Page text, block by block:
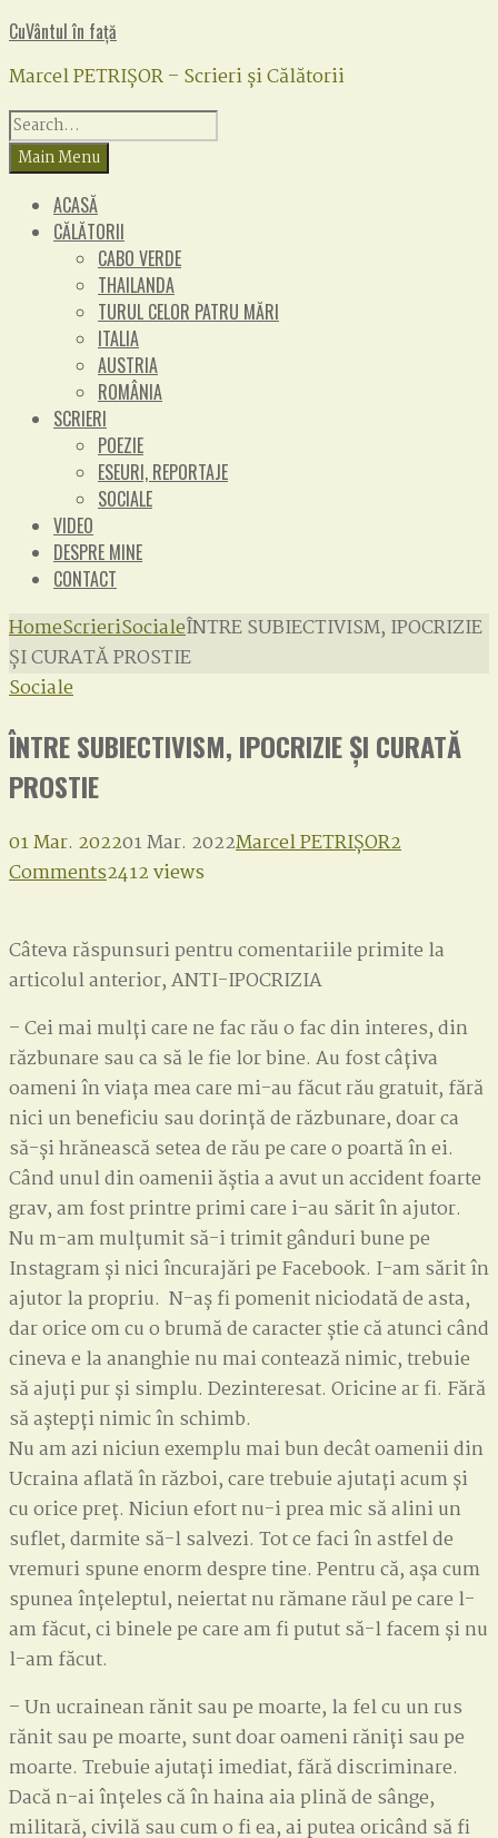
Skip
to
content
Facebook
CuVântul în față
Marcel PETRIȘOR – Scrieri și Călătorii
Search
for:
Main Menu
ACASĂ
CĂLĂTORII
CABO VERDE
THAILANDA
TURUL CELOR PATRU MĂRI
ITALIA
AUSTRIA
ROMÂNIA
SCRIERI
POEZIE
ESEURI, REPORTAJE
SOCIALE
VIDEO
DESPRE MINE
CONTACT
HomeScrieriSocialeÎNTRE SUBIECTIVISM, IPOCRIZIE
ȘI CURATĂ PROSTIE
Sociale
ÎNTRE SUBIECTIVISM, IPOCRIZIE ȘI CURATĂ
PROSTIE
01 Mar. 202201 Mar. 2022Marcel PETRIȘOR2
Commentson
IPOCRIZIE
ȘI
CURATĂ
PROSTIE
2412 views
Câteva răspunsuri pentru comentariile primite la
articolul anterior, ANTI-IPOCRIZIA
– Cei mai mulți care ne fac rău o fac din interes, din
răzbunare sau ca să le fie lor bine. Au fost câțiva
oameni în viața mea care mi-au făcut rău gratuit, fără
nici un beneficiu sau dorință de răzbunare, doar ca
să-și hrănească setea de rău pe care o poartă în ei.
Când unul din oamenii ăștia a avut un accident foarte
grav, am fost printre primi care i-au sărit în ajutor.
Nu m-am mulțumit să-i trimit gânduri bune pe
Instagram și nici încurajări pe Facebook. I-am sărit în
ajutor la propriu. N-aș fi pomenit niciodată de asta,
dar orice om cu o brumă de caracter știe că atunci când
cineva e la ananghie nu mai contează nimic, trebuie
să ajuți pur și simplu. Dezinteresat. Oricine ar fi. Fără
să aștepți nimic în schimb.
Nu am azi niciun exemplu mai bun decât oamenii din
Ucraina aflată în război, care trebuie ajutați acum și
cu orice preț. Niciun efort nu-i prea mic să alini un
suflet, darmite să-l salvezi. Tot ce faci în astfel de
vremuri spune enorm despre tine. Pentru că, așa cum
spunea înțeleptul, neiertat nu rămane răul pe care l-
am făcut, ci binele pe care am fi putut să-l facem și nu
l-am făcut.
– Un ucrainean rănit sau pe moarte, la fel cu un rus
rănit sau pe moarte, sunt doar oameni răniți sau pe
moarte. Trebuie ajutați imediat, fără discriminare.
Dacă n-ai înțeles că în haina aia plină de sânge,
militară, civilă sau cum o fi ea, ai putea oricând să fi